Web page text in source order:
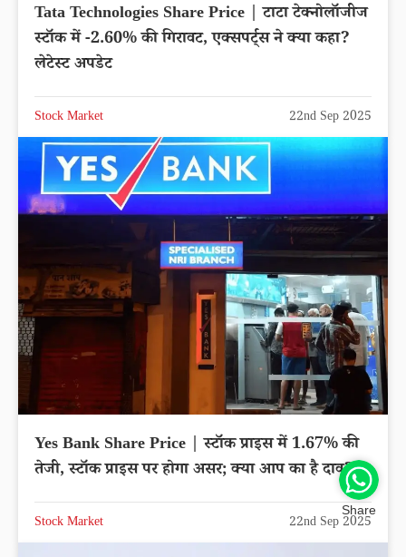
Tata Technologies Share Price | टाटा टेक्नोलॉजीज
स्टॉक में -2.60% की गिरावट, एक्सपर्ट्स ने क्या कहा?
लेटेस्ट अपडेट
Stock Market 22nd Sep 2025
Yes Bank Share Price | स्टॉक प्राइस में 1.67% की
तेजी, स्टॉक प्राइस पर होगा असर; क्या आप का है दाव?
Stock Market 22nd Sep 2025
Share